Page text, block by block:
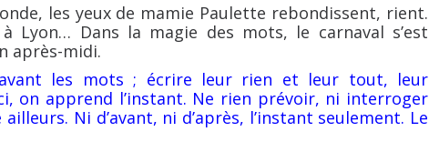
les yeux de mamie Paulette rebondissent, rient.
Lyon… Dans la magie des mots, le carnaval s’est
après-midi.
les mots ; écrire leur rien et leur tout, leur
on apprend l’instant. Ne rien prévoir, ni interroger
Ni d’avant, ni d’après, l’instant seulement. Le